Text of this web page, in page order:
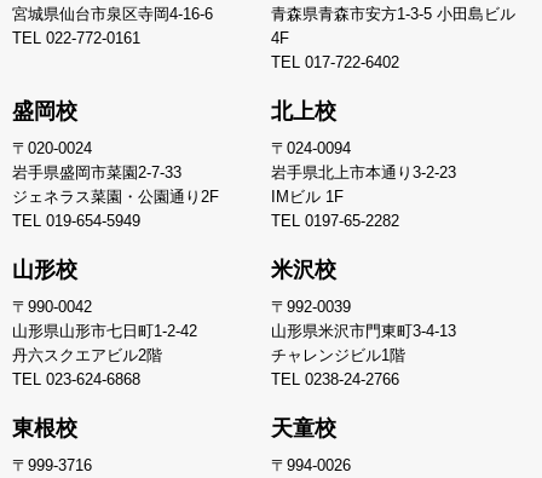
宮城県仙台市泉区寺岡4-16-6
TEL 022-772-0161
青森県青森市安方1-3-5 小田島ビル
4F
TEL 017-722-6402
盛岡校
〒020-0024
岩手県盛岡市菜園2-7-33
ジェネラス菜園・公園通り2F
TEL 019-654-5949
北上校
〒024-0094
岩手県北上市本通り3-2-23
IMビル 1F
TEL 0197-65-2282
山形校
〒990-0042
山形県山形市七日町1-2-42
丹六スクエアビル2階
TEL 023-624-6868
米沢校
〒992-0039
山形県米沢市門東町3-4-13
チャレンジビル1階
TEL 0238-24-2766
東根校
〒999-3716
天童校
〒994-0026